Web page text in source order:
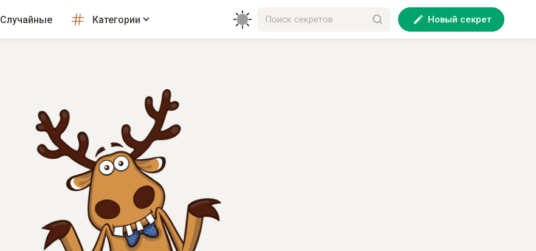
Случайные Категории Новый секрет